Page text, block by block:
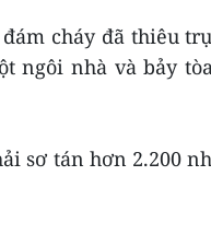
cháy đã thiêu
ngôi nhà và bảy
sơ tán hơn 2.200